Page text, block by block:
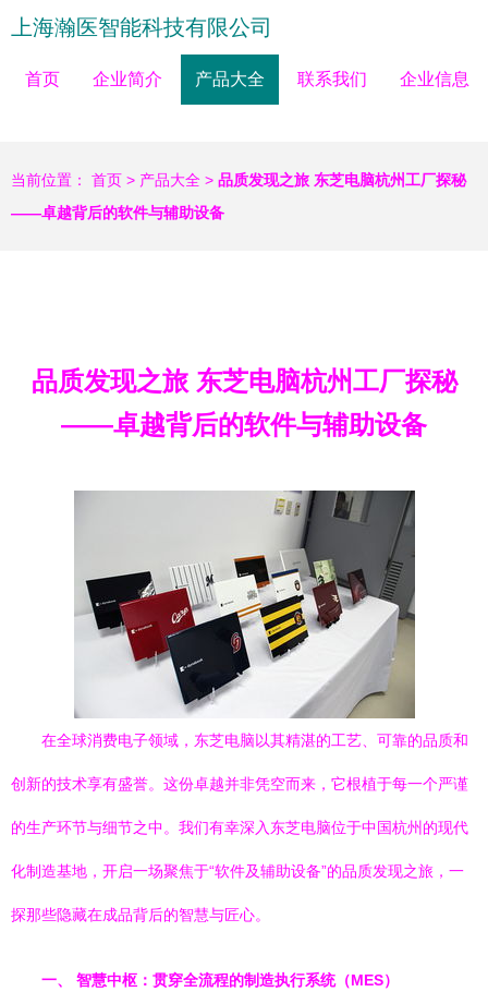
上海瀚医智能科技有限公司
首页 企业简介 产品大全 联系我们 企业信息
当前位置： 首页 > 产品大全 > 品质发现之旅 东芝电脑杭州工厂探秘
——卓越背后的软件与辅助设备
品质发现之旅 东芝电脑杭州工厂探秘
——卓越背后的软件与辅助设备
在全球消费电子领域，东芝电脑以其精湛的工艺、可靠的品质和
创新的技术享有盛誉。这份卓越并非凭空而来，它根植于每一个严谨
的生产环节与细节之中。我们有幸深入东芝电脑位于中国杭州的现代
化制造基地，开启一场聚焦于“软件及辅助设备”的品质发现之旅，一
探那些隐藏在成品背后的智慧与匠心。
一、 智慧中枢：贯穿全流程的制造执行系统（MES）